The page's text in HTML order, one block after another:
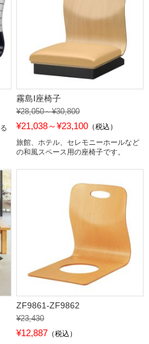
霧島Ⅰ座椅子
¥28,050～¥30,800
¥21,038～¥23,100 （税込）
旅館、ホテル、セレモニーホールなど
の和風スペース用の座椅子です。
ZF9861-ZF9862
¥23,430
¥12,887 （税込）